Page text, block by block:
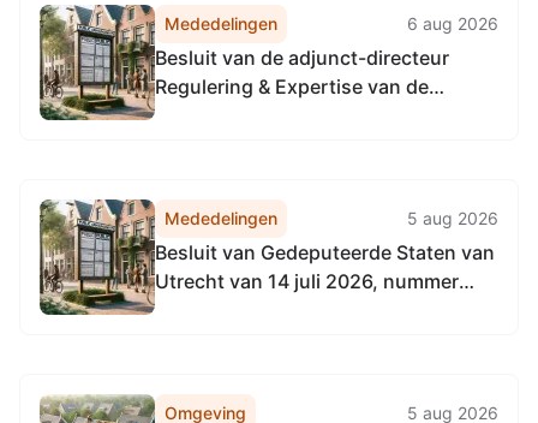
Mededelingen 6 aug 2026
Besluit van de adjunct-directeur
Regulering & Expertise van de
Vervangingsregeling directie
Regulering & Expertise
Omgevingsdienst
Noordzeekanaalgebied
Mededelingen 5 aug 2026
Besluit van Gedeputeerde Staten van
Utrecht van 14 juli 2026, nummer
Omgeving 5 aug 2026